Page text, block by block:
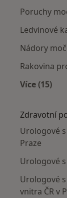
Poruchy
Ledvinové
Nádory
Rakovina
Více (15)
Zdravotní
Urologové
Praze
Urologové
Urologové
vnitra ČR v